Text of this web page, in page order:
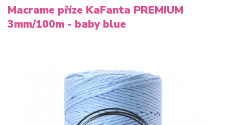
Macrame příze KaFanta PREMIUM
3mm/100m - baby blue